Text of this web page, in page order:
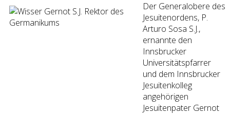
Der Generalobere des
Jesuitenordens, P.
Arturo Sosa S.J.,
ernannte den
Innsbrucker
Universitätspfarrer
und dem Innsbrucker
Jesuitenkolleg
angehörigen
Jesuitenpater Gernot